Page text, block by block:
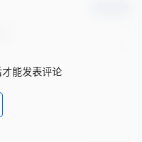
能发表评论